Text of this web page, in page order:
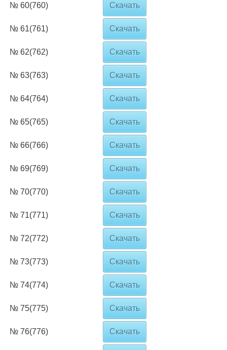
№ 60(760) Скачать
№ 61(761) Скачать
№ 62(762) Скачать
№ 63(763) Скачать
№ 64(764) Скачать
№ 65(765) Скачать
№ 66(766) Скачать
№ 69(769) Скачать
№ 70(770) Скачать
№ 71(771) Скачать
№ 72(772) Скачать
№ 73(773) Скачать
№ 74(774) Скачать
№ 75(775) Скачать
№ 76(776) Скачать